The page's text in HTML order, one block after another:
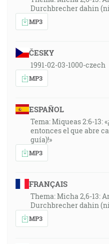
Durchbrecher dahin
MP3
ČESKY
1991-02-03-1000-czech
MP3
ESPAÑOL
Tema: Miqueas 2:6-13:
entonces el que abre
guía)!»
MP3
FRANÇAIS
Thema: Micha 2,6-13:
Durchbrecher dahin
MP3